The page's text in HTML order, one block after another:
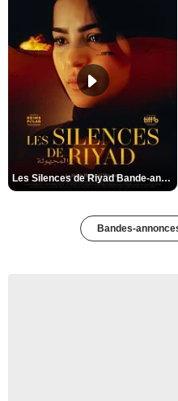
Les Silences de Riyad Bande-annonce VO STFR
Bandes-